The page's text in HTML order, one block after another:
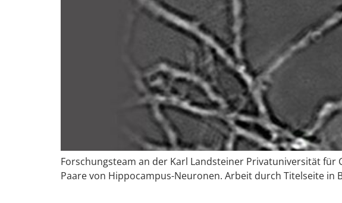
Forschungsteam an der Karl Landsteiner Privatuniversität
Paare von Hippocampus-Neuronen. Arbeit durch Titelseite in